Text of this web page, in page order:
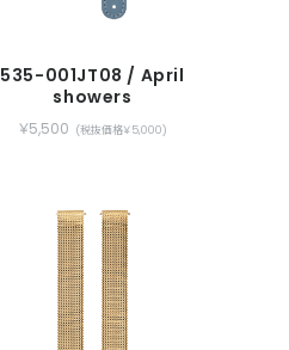
535-001JT08 / April
showers
￥5,500 (税抜価格￥5,000)